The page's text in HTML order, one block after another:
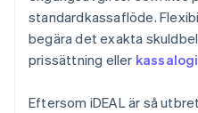
standardkassaflöde.
begära det exakta
prissättning eller
Eftersom iDEAL är så